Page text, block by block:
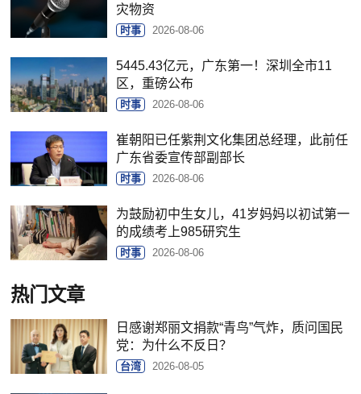
灾物资
时事 2026-08-06
5445.43亿元，广东第一！深圳全市11
区，重磅公布
时事 2026-08-06
崔朝阳已任紫荆文化集团总经理，此前任
广东省委宣传部副部长
时事 2026-08-06
为鼓励初中生女儿，41岁妈妈以初试第一
的成绩考上985研究生
时事 2026-08-06
热门文章
日感谢郑丽文捐款“青鸟”气炸，质问国民
党：为什么不反日？
台湾 2026-08-05